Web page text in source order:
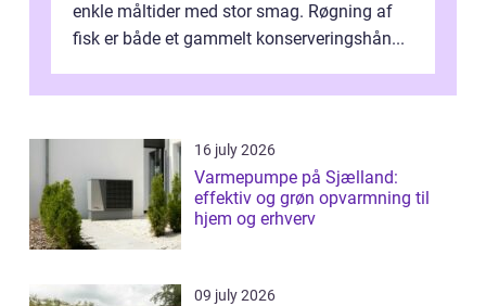
enkle måltider med stor smag. Røgning af
fisk er både et gammelt konserveringshån...
16 july 2026
Varmepumpe på Sjælland:
effektiv og grøn opvarmning til
hjem og erhverv
09 july 2026